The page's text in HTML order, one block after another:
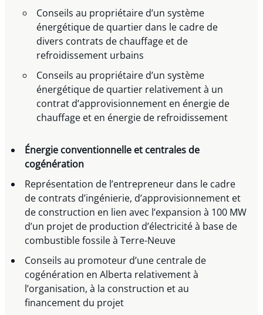
Conseils au propriétaire d’un système
énergétique de quartier dans le cadre de
divers contrats de chauffage et de
refroidissement urbains
Conseils au propriétaire d’un système
énergétique de quartier relativement à un
contrat d’approvisionnement en énergie de
chauffage et en énergie de refroidissement
Énergie conventionnelle et centrales de
cogénération
Représentation de l’entrepreneur dans le cadre
de contrats d’ingénierie, d’approvisionnement et
de construction en lien avec l’expansion à 100 MW
d’un projet de production d’électricité à base de
combustible fossile à Terre-Neuve
Conseils au promoteur d’une centrale de
cogénération en Alberta relativement à
l’organisation, à la construction et au
financement du projet